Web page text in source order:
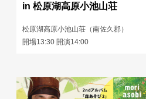
in 松原湖高原小池山荘
松原湖高原小池山荘（南佐久郡）
開場13:30 開演14:00